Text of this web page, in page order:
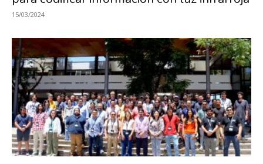
15/03/2024